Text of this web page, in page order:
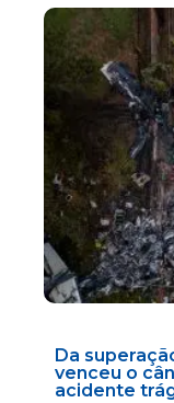
Da
venceu o
acidente